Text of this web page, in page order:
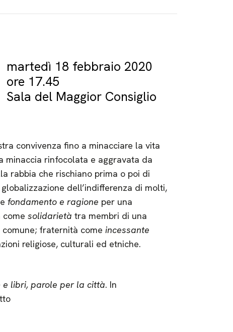
martedì 18 febbraio 2020
ore 17.45
Sala del Maggior Consiglio
convivenza fino a minacciare la vita
minaccia rinfocolata e aggravata da
rabbia che rischiano prima o poi di
dell’indifferenza di molti,
fondamento e ragione per una
solidarietà tra membri di una
fraternità come incessante
religiose, culturali ed etniche.
e libri, parole per la città. In